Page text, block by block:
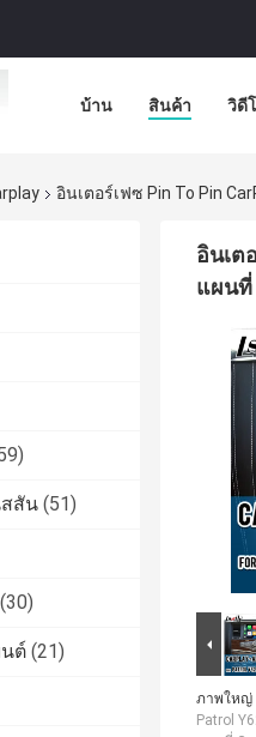
บ้าน สินค้า วิดี
อินเตอร์เฟซ Pin To Pin
สัน (51)
(30)
ต์ (21)
อินเต
แผนที่
ภาพใหญ่
Patrol